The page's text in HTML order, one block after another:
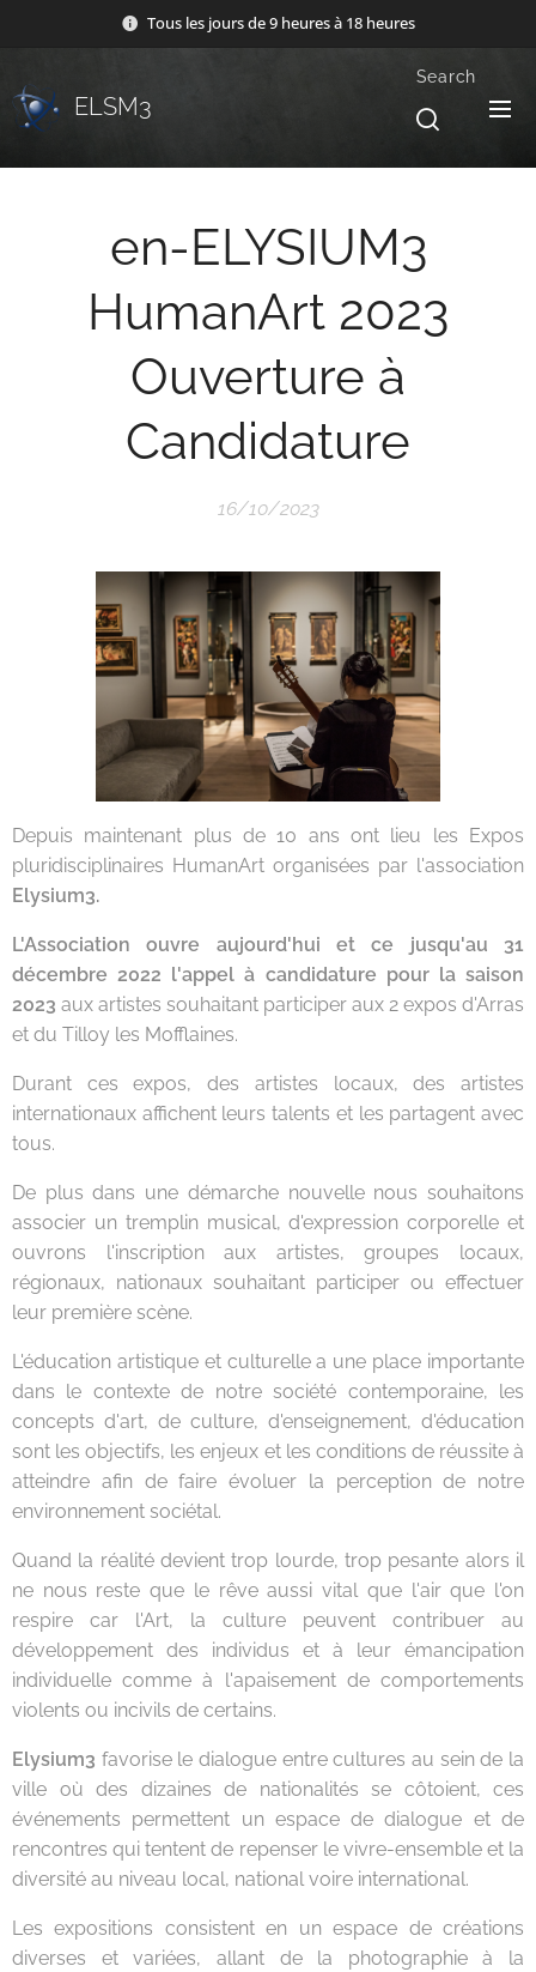
Tous les jours de 9 heures à 18 heures
ELSM3
Search
en-ELYSIUM3
HumanArt 2023
Ouverture à
Candidature
16/10/2023
Depuis maintenant plus de 10 ans ont lieu les Expos
pluridisciplinaires HumanArt organisées par l'association
Elysium3.
L'Association ouvre aujourd'hui et ce jusqu'au 31
décembre 2022 l'appel à candidature pour la saison
2023 aux artistes souhaitant participer aux 2 expos d'Arras
et du Tilloy les Mofflaines.
Durant ces expos, des artistes locaux, des artistes
internationaux affichent leurs talents et les partagent avec
tous.
De plus dans une démarche nouvelle nous souhaitons
associer un tremplin musical, d'expression corporelle et
ouvrons l'inscription aux artistes, groupes locaux,
régionaux, nationaux souhaitant participer ou effectuer
leur première scène.
L'éducation artistique et culturelle a une place importante
dans le contexte de notre société contemporaine, les
concepts d'art, de culture, d'enseignement, d'éducation
sont les objectifs, les enjeux et les conditions de réussite à
atteindre afin de faire évoluer la perception de notre
environnement sociétal.
Quand la réalité devient trop lourde, trop pesante alors il
ne nous reste que le rêve aussi vital que l'air que l'on
respire car l'Art, la culture peuvent contribuer au
développement des individus et à leur émancipation
individuelle comme à l'apaisement de comportements
violents ou incivils de certains.
Elysium3 favorise le dialogue entre cultures au sein de la
ville où des dizaines de nationalités se côtoient, ces
événements permettent un espace de dialogue et de
rencontres qui tentent de repenser le vivre-ensemble et la
diversité au niveau local, national voire international.
Les expositions consistent en un espace de créations
diverses et variées, allant de la photographie à la